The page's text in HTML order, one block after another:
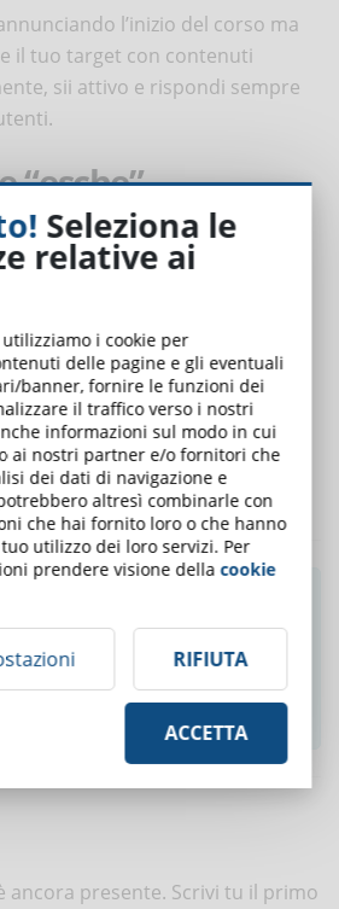
l’inizio del corso ma
il tuo target con contenuti
sii attivo e rispondi sempre
“esche”
sono ormai infinite, devi
attraverso tecniche di
qualche consiglio). Quali?
per la pubblicità e proporre
del corso. Ovviamente,
che siano riconoscibili dal tuo
da prendere in
di offrire sconti iniziali per
articolo? Iscriviti alla
ricevi le notizie settimanali!
ALLA NEWSLETTER
ancora presente. Scrivi tu il primo
Seleziona le
relative ai
i cookie per
delle pagine e gli eventuali
banner, fornire le funzioni dei
il traffico verso i nostri
informazioni sul modo in cui
ai nostri partner e/o fornitori che
dei dati di navigazione e
altresì combinarle con
che hai fornito loro o che hanno
utilizzo dei loro servizi. Per
prendere visione dellacookie
RIFIUTA
ACCETTA